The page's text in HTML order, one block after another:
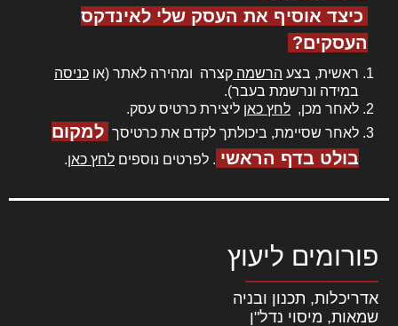
כיצד אוסיף את העסק שלי לאינדקס
העסקים?
ראשית, בצע הרשמה קצרה ומהירה לאתר (או כניסה
במידה ונרשמת בעבר).
לאחר מכן, לחץ כאן ליצירת כרטיס עסק.
לאחר שסיימת, ביכולתך לקדם את כרטיסך למקום
בולט בדף הראשי . לפרטים נוספים לחץ כאן.
פורומים ליעוץ
אדריכלות, תכנון ובניה
שמאות, מיסוי נדל"ן